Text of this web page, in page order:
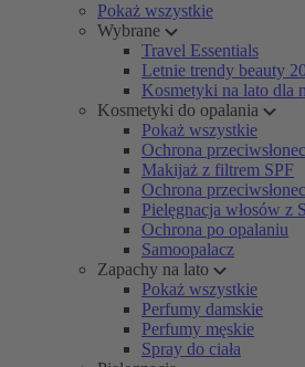
Pokaż wszystkie
Wybrane
Travel Essentials
Letnie trendy beauty
Kosmetyki na lato dla
Kosmetyki do opalania
Pokaż wszystkie
Ochrona
Makijaż z filtrem SPF
Ochrona
Pielęgnacja włosów z
Ochrona po opalaniu
Samoopalacz
Zapachy na lato
Pokaż wszystkie
Perfumy damskie
Perfumy męskie
Spray do ciała